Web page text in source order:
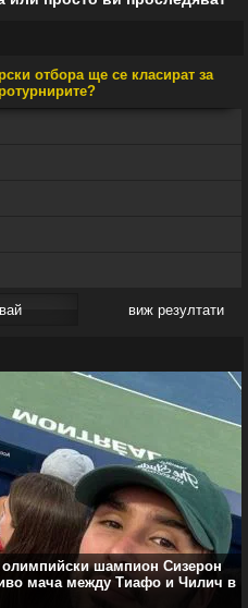
отбора ще се класират за
виж резултати
олимпийски шампион Сизерон
мача между Тиафо и Чилич в